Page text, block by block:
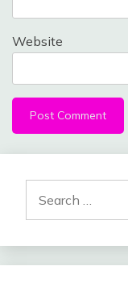
Website
for: